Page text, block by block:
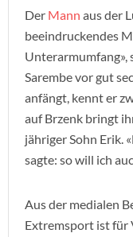
Der Mann aus der
beeindruckendes
Unterarmumfang»,
Sarembe vor gut
anfängt, kennt er
auf Brzenk bringt
jähriger Sohn Erik.
sagte: so will ich
Aus der medialen
Extremsport ist für